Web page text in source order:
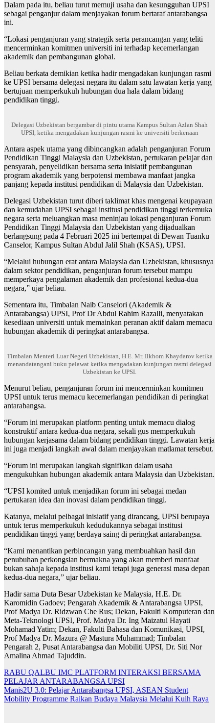
Dalam pada itu, beliau turut memuji usaha dan kesungguhan UPSI
sebagai penganjur dalam menjayakan forum bertaraf antarabangsa
ini.
“Lokasi penganjuran yang strategik serta perancangan yang teliti
mencerminkan komitmen universiti ini terhadap kecemerlangan
akademik dan pembangunan global.
Beliau berkata demikian ketika hadir mengadakan kunjungan rasmi
ke UPSI bersama delegasi negara itu dalam satu lawatan kerja yang
bertujuan memperkukuh hubungan dua hala dalam bidang
pendidikan tinggi.
Delegasi Uzbekistan bergambar di pintu utama Kampus Sultan Azlan Shah
UPSI, ketika mengadakan kunjungan rasmi ke universiti berkenaan
Antara aspek utama yang dibincangkan adalah penganjuran Forum
Pendidikan Tinggi Malaysia dan Uzbekistan, pertukaran pelajar dan
pensyarah, penyelidikan bersama serta inisiatif pembangunan
program akademik yang berpotensi membawa manfaat jangka
panjang kepada institusi pendidikan di Malaysia dan Uzbekistan.
Delegasi Uzbekistan turut diberi taklimat khas mengenai keupayaan
dan kemudahan UPSI sebagai institusi pendidikan tinggi terkemuka
negara serta meluangkan masa meninjau lokasi penganjuran Forum
Pendidikan Tinggi Malaysia dan Uzbekistan yang dijadualkan
berlangsung pada 4 Februari 2025 ini bertempat di Dewan Tuanku
Canselor, Kampus Sultan Abdul Jalil Shah (KSAS), UPSI.
“Melalui hubungan erat antara Malaysia dan Uzbekistan, khususnya
dalam sektor pendidikan, penganjuran forum tersebut mampu
memperkaya pengalaman akademik dan profesional kedua-dua
negara,” ujar beliau.
Sementara itu, Timbalan Naib Canselori (Akademik &
Antarabangsa) UPSI, Prof Dr Abdul Rahim Razalli, menyatakan
kesediaan universiti untuk memainkan peranan aktif dalam memacu
hubungan akademik di peringkat antarabangsa.
Timbalan Menteri Luar Negeri Uzbekistan, H.E. Mr. Ilkhom Khaydarov ketika
menandatangani buku pelawat ketika mengadakan kunjungan rasmi delegasi
Uzbekistan ke UPSI.
Menurut beliau, penganjuran forum ini mencerminkan komitmen
UPSI untuk terus memacu kecemerlangan pendidikan di peringkat
antarabangsa.
“Forum ini merupakan platform penting untuk memacu dialog
konstruktif antara kedua-dua negara, sekali gus memperkukuh
hubungan kerjasama dalam bidang pendidikan tinggi. Lawatan kerja
ini juga menjadi langkah awal dalam menjayakan matlamat tersebut.
“Forum ini merupakan langkah signifikan dalam usaha
mengukuhkan hubungan akademik antara Malaysia dan Uzbekistan.
“UPSI komited untuk menjadikan forum ini sebagai medan
pertukaran idea dan inovasi dalam pendidikan tinggi.
Katanya, melalui pelbagai inisiatif yang dirancang, UPSI berupaya
untuk terus memperkukuh kedudukannya sebagai institusi
pendidikan tinggi yang berdaya saing di peringkat antarabangsa.
“Kami menantikan perbincangan yang membuahkan hasil dan
penubuhan perkongsian bermakna yang akan memberi manfaat
bukan sahaja kepada institusi kami tetapi juga generasi masa depan
kedua-dua negara,” ujar beliau.
Hadir sama Duta Besar Uzbekistan ke Malaysia, H.E. Dr.
Karomidin Gadoev; Pengarah Akademik & Antarabangsa UPSI,
Prof Madya Dr. Ridzwan Che Rus; Dekan, Fakulti Komputeran dan
Meta-Teknologi UPSI, Prof. Madya Dr. Ing Maizatul Hayati
Mohamad Yatim; Dekan, Fakulti Bahasa dan Komunikasi, UPSI,
Prof Madya Dr. Mazura @ Mastura Muhammad; Timbalan
Pengarah 2, Pusat Antarabangsa dan Mobiliti UPSI, Dr. Siti Nor
Amalina Ahmad Tajuddin.
Navigasi
kiriman
RABU QALBU IMC PLATFORM INTERAKSI BERSAMA
PELAJAR ANTARABANGSA UPSI
Manis2U 3.0: Pelajar Antarabangsa UPSI, ASEAN Student
Mobility Programme Raikan Budaya Malaysia Melalui Kuih Raya